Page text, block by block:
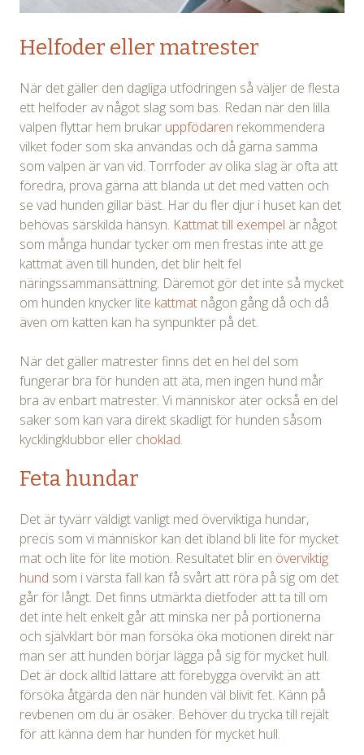
Helfoder eller matrester
När det gäller den dagliga utfodringen så väljer de flesta
ett helfoder av något slag som bas. Redan när den lilla
valpen flyttar hem brukar uppfödaren rekommendera
vilket foder som ska användas och då gärna samma
som valpen är van vid. Torrfoder av olika slag är ofta att
föredra, prova gärna att blanda ut det med vatten och
se vad hunden gillar bäst. Har du fler djur i huset kan det
behövas särskilda hänsyn. Kattmat till exempel är något
som många hundar tycker om men frestas inte att ge
kattmat även till hunden, det blir helt fel
näringssammansättning. Däremot gör det inte så mycket
om hunden knycker lite kattmat någon gång då och då
även om katten kan ha synpunkter på det.
När det gäller matrester finns det en hel del som
fungerar bra för hunden att äta, men ingen hund mår
bra av enbart matrester. Vi människor äter också en del
saker som kan vara direkt skadligt för hunden såsom
kycklingklubbor eller choklad.
Feta hundar
Det är tyvärr väldigt vanligt med överviktiga hundar,
precis som vi människor kan det ibland bli lite för mycket
mat och lite för lite motion. Resultatet blir en överviktig
hund som i värsta fall kan få svårt att röra på sig om det
går för långt. Det finns utmärkta dietfoder att ta till om
det inte helt enkelt går att minska ner på portionerna
och självklart bör man försöka öka motionen direkt när
man ser att hunden börjar lägga på sig för mycket hull.
Det är dock alltid lättare att förebygga övervikt än att
försöka åtgärda den när hunden väl blivit fet. Känn på
revbenen om du är osäker. Behöver du trycka till rejält
för att känna dem har hunden för mycket hull.